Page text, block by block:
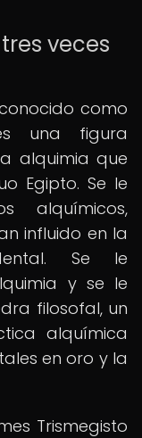
veces
como
una figura
alquimia que
Egipto. Se le
alquímicos,
influido en la
Se le
y se le
filosofal, un
alquímica
en oro y la
Trismegisto